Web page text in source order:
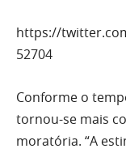
https://
52704
Conforme o
tornou-se mais
moratória. “A